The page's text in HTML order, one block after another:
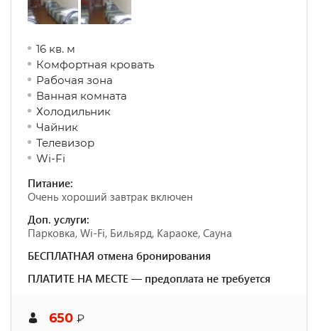
16 кв. м
Комфортная кровать
Рабочая зона
Ванная комната
Холодильник
Чайник
Телевизор
Wi-Fi
Питание:
Очень хороший завтрак включен
Доп. услуги:
Парковка, Wi-Fi, Бильярд, Караоке, Сауна
БЕСПЛАТНАЯ отмена бронирования
ПЛАТИТЕ НА МЕСТЕ — предоплата не требуется
650 ₽